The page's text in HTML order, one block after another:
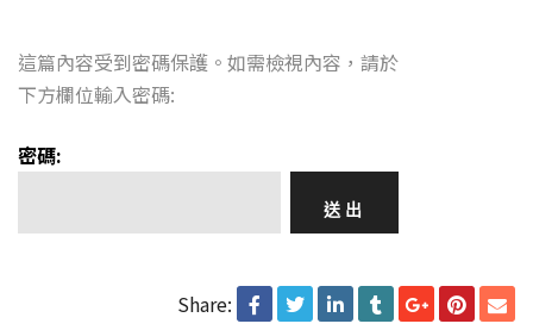
這篇內容受到密碼保護。如需檢視內容，請於
下方欄位輸入密碼:
密碼:
Share: